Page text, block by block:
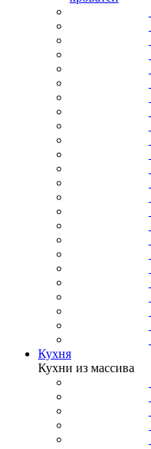
Кухня
Кухни из массива